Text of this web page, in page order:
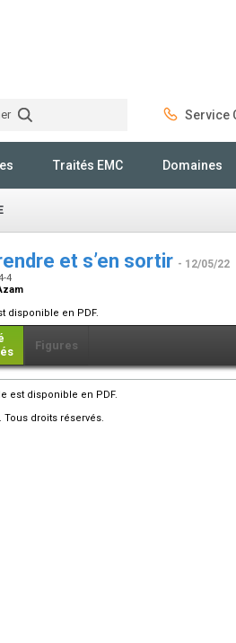
Service
Traités EMC Domaines
et s’en sortir - 12/05/22
4
disponible en PDF.
Figures
est disponible en PDF.
Tous droits réservés.